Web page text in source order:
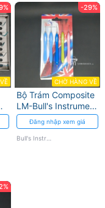
-29%
CHỜ HÀNG VỀ
Bộ Trám Composite
LM-Bull's Instrumed
- Độ Bền Cao
Đăng nhập xem giá
Bull's Instrumed